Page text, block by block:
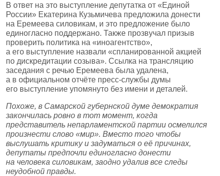
В ответ на это выступление депутатка от «Единой
России» Екатерина Кузьмичева предложила донести
на Еремеева силовикам, и это предложение было
единогласно поддержано. Также прозвучал призыв
проверить политика на «иноагентство»,
а его выступление назвали «спланированной акцией
по дискредитации созыва». Ссылка на трансляцию
заседания с речью Еремеева была удалена,
а в официальном отчёте пресс‑службы думы
его выступление упомянуто без имени и деталей.
Похоже, в Самарской губернской думе демократия
закончилась ровно в тот момент, когда
представитель непарламентской партии осмелился
произнести слово «мир». Вместо того чтобы
выслушать критику и задуматься о её причинах,
депутаты предпочли единогласно донести
на человека силовикам, заодно удалив все следы
неудобной правды.